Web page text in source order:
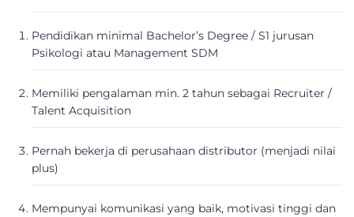
Pendidikan minimal Bachelor’s Degree / S1 jurusan
Psikologi atau Management SDM
Memiliki pengalaman min. 2 tahun sebagai Recruiter /
Talent Acquisition
Pernah bekerja di perusahaan distributor (menjadi nilai
plus)
Mempunyai komunikasi yang baik, motivasi tinggi dan